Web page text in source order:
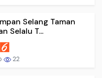
Selang Taman
Selalu T...
22